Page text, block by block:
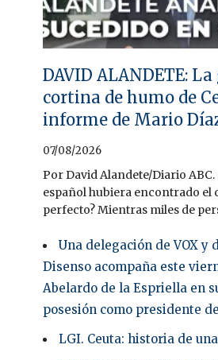
DAVID ALANDETE:
cortina de humo de
informe de Mario
07/08/2026
Por David Alandete/Diario ABC.
español hubiera encontrado el
perfecto? Mientras miles de
Una delegación de VOX y
Disenso acompaña este
Abelardo de la Espriella en
posesión como presidente
LGI. Ceuta: historia de